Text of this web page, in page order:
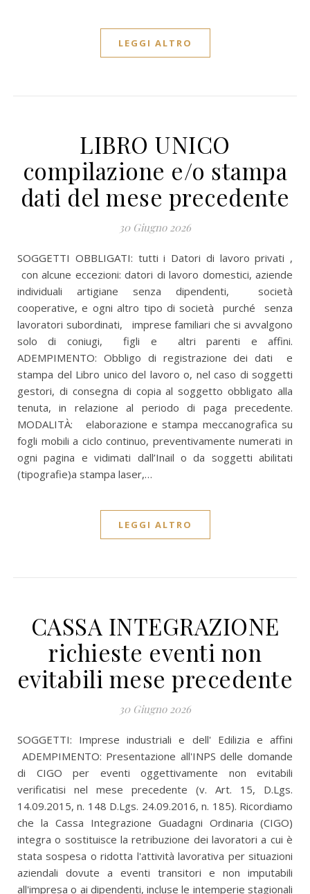
LEGGI ALTRO
LIBRO UNICO
compilazione e/o stampa
dati del mese precedente
30 Giugno 2026
SOGGETTI OBBLIGATI: tutti i Datori di lavoro privati ,
con alcune eccezioni: datori di lavoro domestici, aziende
individuali artigiane senza dipendenti, società
cooperative, e ogni altro tipo di società purché senza
lavoratori subordinati, imprese familiari che si avvalgono
solo di coniugi, figli e altri parenti e affini.
ADEMPIMENTO: Obbligo di registrazione dei dati e
stampa del Libro unico del lavoro o, nel caso di soggetti
gestori, di consegna di copia al soggetto obbligato alla
tenuta, in relazione al periodo di paga precedente.
MODALITÀ: elaborazione e stampa meccanografica su
fogli mobili a ciclo continuo, preventivamente numerati in
ogni pagina e vidimati dall’Inail o da soggetti abilitati
(tipografie)a stampa laser,…
LEGGI ALTRO
CASSA INTEGRAZIONE
richieste eventi non
evitabili mese precedente
30 Giugno 2026
SOGGETTI: Imprese industriali e dell' Edilizia e affini
ADEMPIMENTO: Presentazione all'INPS delle domande
di CIGO per eventi oggettivamente non evitabili
verificatisi nel mese precedente (v. Art. 15, D.Lgs.
14.09.2015, n. 148 D.Lgs. 24.09.2016, n. 185). Ricordiamo
che la Cassa Integrazione Guadagni Ordinaria (CIGO)
integra o sostituisce la retribuzione dei lavoratori a cui è
stata sospesa o ridotta l'attività lavorativa per situazioni
aziendali dovute a eventi transitori e non imputabili
all'impresa o ai dipendenti, incluse le intemperie stagionali